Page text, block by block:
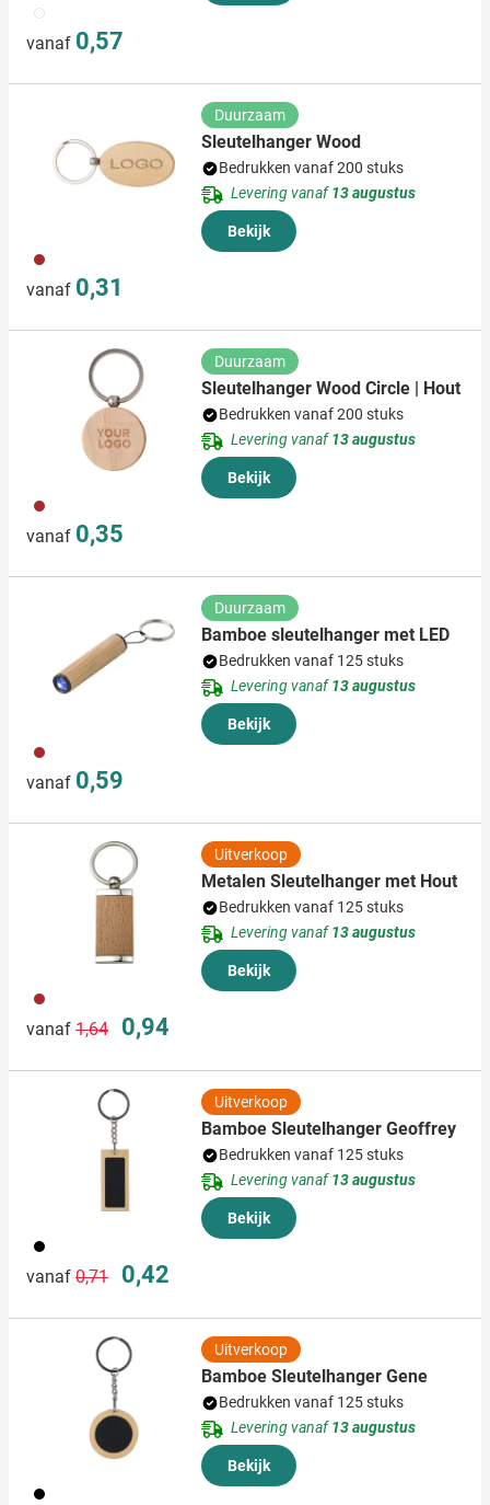
823
vanaf 0,57
011
vanaf 0,31
Duurzaam
Sleutelhanger Wood
Bedrukken vanaf 200 stuks
Levering vanaf13 augustus
Bekijk
011
vanaf 0,35
Duurzaam
Sleutelhanger Wood Circle | Hout
Bedrukken vanaf 200 stuks
Levering vanaf13 augustus
Bekijk
011
vanaf 0,59
Duurzaam
Bamboe sleutelhanger met LED
Bedrukken vanaf 125 stuks
Levering vanaf13 augustus
Bekijk
011
vanaf Normale prijs
1,64 Speciale prijs
0,94
Uitverkoop
Metalen Sleutelhanger met Hout
Bedrukken vanaf 125 stuks
Levering vanaf13 augustus
Bekijk
001
vanaf Normale prijs
0,71 Speciale prijs
0,42
Uitverkoop
Bamboe Sleutelhanger Geoffrey
Bedrukken vanaf 125 stuks
Levering vanaf13 augustus
Bekijk
001
Uitverkoop
Bamboe Sleutelhanger Gene
Bedrukken vanaf 125 stuks
Levering vanaf13 augustus
Bekijk